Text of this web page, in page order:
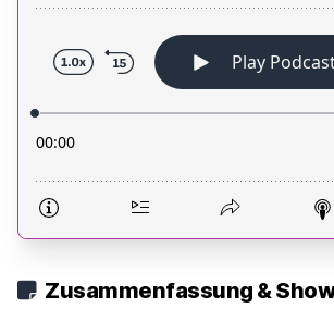
Zusammenfassung &